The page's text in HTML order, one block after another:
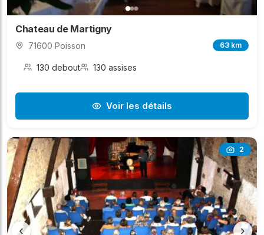
Chateau de Martigny
71600 Poisson 63 km
130 debout 130 assises
Voir les détails
2
‹ ›